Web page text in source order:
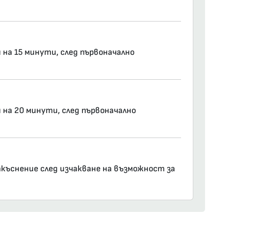
15 минути, след първоначално
20 минути, след първоначално
след изчакване на възможност за